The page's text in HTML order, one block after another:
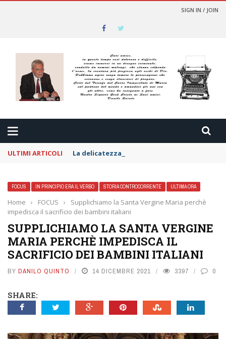
SIGN IN / JOIN
ULTIMI ARTICOLI La delicatezza per i nemici
FOCUS IN PRINCIPIO ERA IL VERBO STORIA CONTROCORRENTE ULTIMA ORA
Home › FOCUS ›
Supplichiamo la Santa Vergine Maria perchè
impedisca il sacrificio dei bambini italiani
SUPPLICHIAMO LA SANTA VERGINE
MARIA PERCHÈ IMPEDISCA IL
SACRIFICIO DEI BAMBINI ITALIANI
BY DANILO QUINTO 14 DICEMBRE 2021 3397 0
SHARE: